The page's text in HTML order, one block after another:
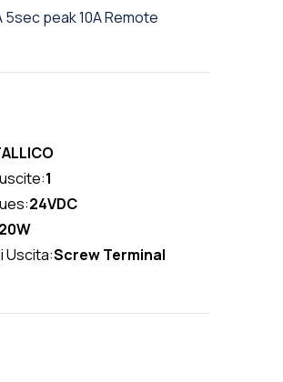
5sec peak 10A Remote
1
24VDC
Uscita:Screw Terminal